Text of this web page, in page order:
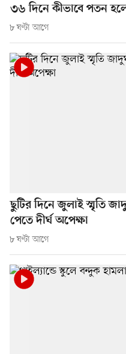
৩৬ দিনে কীভাবে পতন
৮ ঘণ্টা আগে
ছুটির দিনে জুলাই স্মৃতি
পেতে দীর্ঘ অপেক্ষা
৮ ঘণ্টা আগে